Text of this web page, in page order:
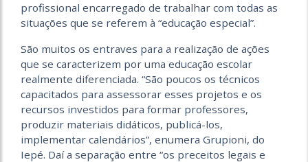
profissional encarregado de trabalhar com todas as
situações que se referem à “educação especial”.
São muitos os entraves para a realização de ações
que se caracterizem por uma educação escolar
realmente diferenciada. “São poucos os técnicos
capacitados para assessorar esses projetos e os
recursos investidos para formar professores,
produzir materiais didáticos, publicá-los,
implementar calendários”, enumera Grupioni, do
Iepé. Daí a separação entre “os preceitos legais e